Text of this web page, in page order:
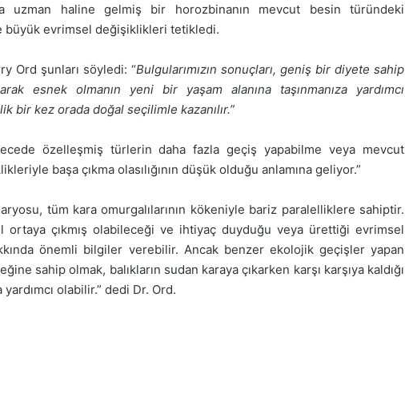
uzman haline gelmiş bir horozbinanın mevcut besin türündeki
büyük evrimsel değişiklikleri tetikledi.
Ord şunları söyledi: “Bulgularımızın sonuçları, geniş bir diyete sahip
esnek olmanın yeni bir yaşam alanına taşınmanıza yardımcı
bir kez orada doğal seçilimle kazanılır.”
özelleşmiş türlerin daha fazla geçiş yapabilme veya mevcut
başa çıkma olasılığının düşük olduğu anlamına geliyor.”
tüm kara omurgalılarının kökeniyle bariz paralelliklere sahiptir.
ortaya çıkmış olabileceği ve ihtiyaç duyduğu veya ürettiği evrimsel
önemli bilgiler verebilir. Ancak benzer ekolojik geçişler yapan
sahip olmak, balıkların sudan karaya çıkarken karşı karşıya kaldığı
olabilir.” dedi Dr. Ord.